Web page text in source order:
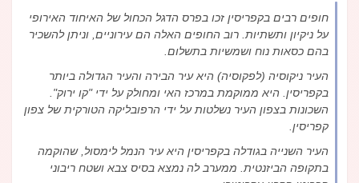
חופים רבים בקפריסין זכו בפרס הדגל הכחול של האיחוד האירופי
על ניקיון ותשתיות. רוב החופים האלה הם עירוניים, וניתן להשכיר
בהם כסאות נוח ושמשיות בתשלום.
העיר ניקוסיה (לפקוסיה) היא עיר הבירה והעיר הגדולה ביותר
בקפריסין. היא ממוקמת במרכז האי ומחולק על ידי "קו ירוק".
השכונות בצפון העיר נשלטות על ידי הרפובליקה הטורקית של צפון
קפריסין.
העיר השנייה בגודלה בקפריסין היא עיר הנמל לימסול, שהוקמה
בתקופה הביזנטית. ממערב לה נמצא בסיס צבא ושטח ריבוני